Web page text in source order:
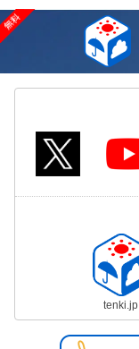
tenki.jp